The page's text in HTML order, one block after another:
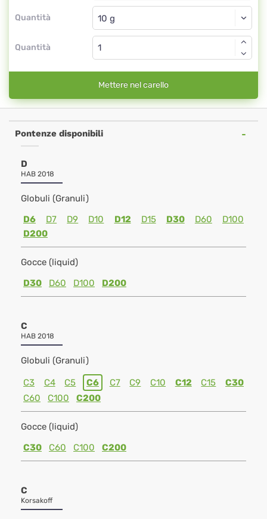
Quantità
Globuli
Quantità
Mettere nel carello
Pontenze disponibili
D
HAB 2018
Globuli (Granuli)
D6
D7 D9 D10 D12 D15 D30 D60
D100
D200
Gocce (liquid)
D30
D60 D100 D200
C
HAB 2018
Globuli (Granuli)
C3 C4 C5 C6 C7 C9 C10 C12 C15
C30
C60
C100 C200
Gocce (liquid)
C30
C60 C100 C200
C
Korsakoff